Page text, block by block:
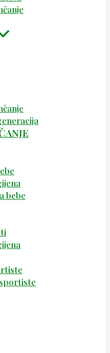
bebe